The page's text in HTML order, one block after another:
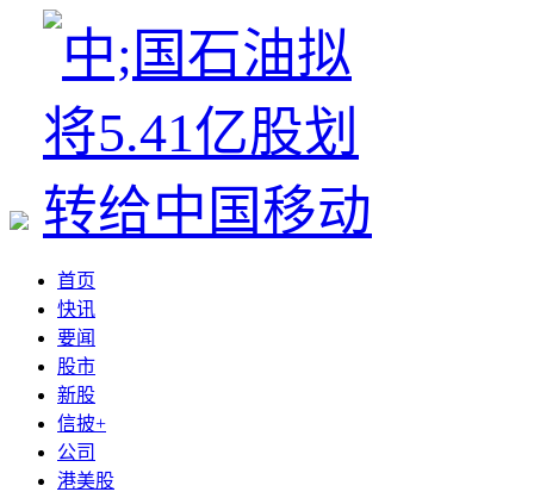
首页
快讯
要闻
股市
新股
信披+
公司
港美股